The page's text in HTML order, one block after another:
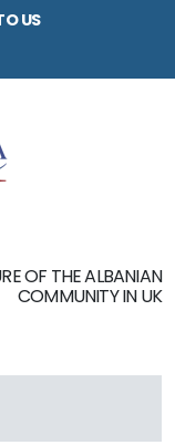
US
OF THE ALBANIAN
COMMUNITY IN UK